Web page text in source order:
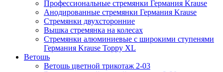
Профессиональные стремянки Германия Krause
Анодированные стремянки Германия Krause
Стремянки двухсторонние
Вышка стремянка на колесах
Стремянки алюминиевые c широкими ступенями
Германия Krause Toppy XL
Ветошь
Ветошь цветной трикотаж 2-03